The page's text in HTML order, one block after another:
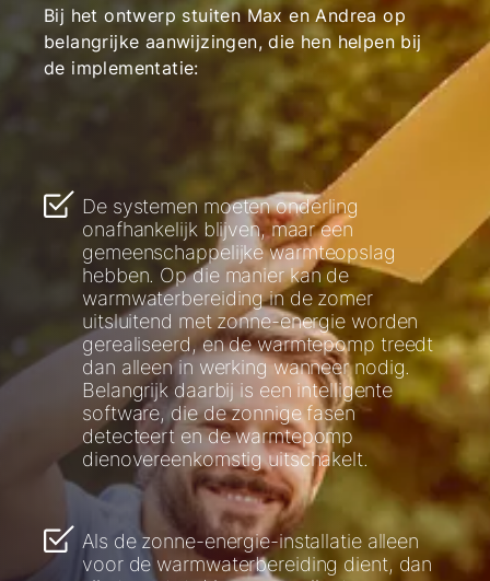
Bij het ontwerp stuiten Max en Andrea op
belangrijke aanwijzingen, die hen helpen bij
de implementatie:
De systemen moeten onderling
onafhankelijk blijven, maar een
gemeenschappelijke warmteopslag
hebben. Op die manier kan de
warmwaterbereiding in de zomer
uitsluitend met zonne-energie worden
gerealiseerd, en de warmtepomp treedt
dan alleen in werking wanneer nodig.
Belangrijk daarbij is een intelligente
software, die de zonnige fasen
detecteert en de warmtepomp
dienovereenkomstig uitschakelt.
Als de zonne-energie-installatie alleen
voor de warmwaterbereiding dient, dan